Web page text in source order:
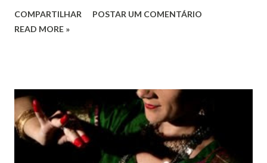
em todos os lugares. Este ano, o foco é sobre os direitos
Estes direitos humanos – os direitos à liberdade de opinião
e de expressão, de reunião pacífica e de associação, e de
participar no governo (artigos 19, 20 e 21 da Declaração
Universal dos Direitos Humanos ) – têm estado no centro
COMPARTILHAR
POSTAR UM COMENTÁRIO
READ MORE »